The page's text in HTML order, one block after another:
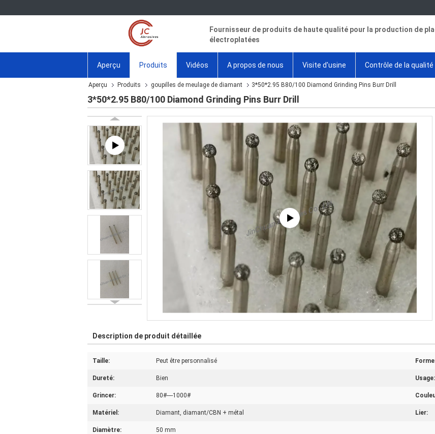
Fournisseur de produits de haute qualité pour la production de
électroplatées
Aperçu Produits Vidéos A propos de nous Visite d'usine Contrôle de la qualité
Aperçu Produits goupilles de meulage de diamant 3*50*2.95 B80/100 Diamond Grinding Pins Burr Drill
3*50*2.95 B80/100 Diamond Grinding Pins Burr Drill
Description de produit détaillée
Taille: Peut être personnalisé
Dureté: Bien Usage:
Grincer: 80#----1000#
Matériel: Diamant, diamant/CBN + métal Lier:
Diamètre: 50 mm